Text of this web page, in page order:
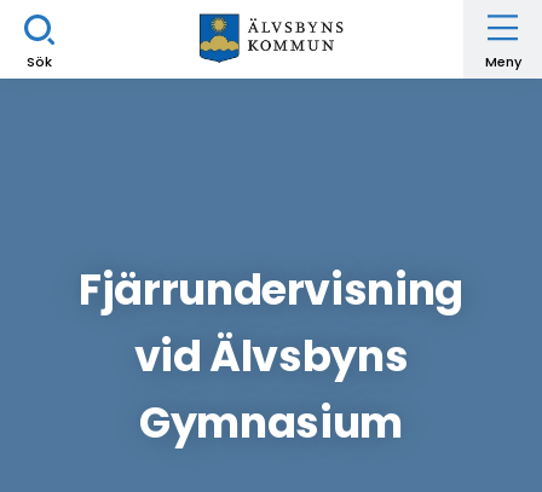
Sök Meny
Fjärrundervisning
vid Älvsbyns
Gymnasium